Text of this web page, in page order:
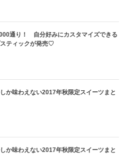
通り！ 自分好みにカスタマイズできる
ティックが発売♡
味わえない2017年秋限定スイーツまと
味わえない2017年秋限定スイーツまと